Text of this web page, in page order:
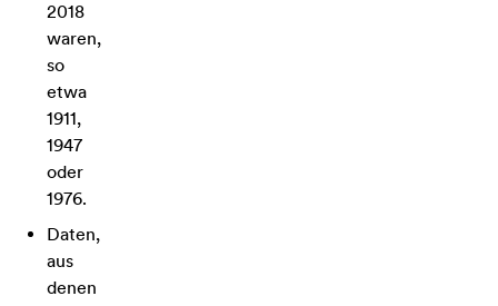
2018
waren,
so
etwa
1911,
1947
oder
1976.
Daten,
aus
denen